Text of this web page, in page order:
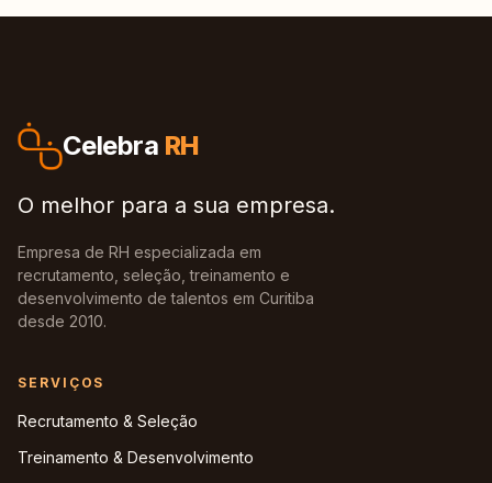
Celebra RH
O melhor para a sua empresa.
Empresa de RH especializada em
recrutamento, seleção, treinamento e
desenvolvimento de talentos em Curitiba
desde 2010.
SERVIÇOS
Recrutamento & Seleção
Treinamento & Desenvolvimento